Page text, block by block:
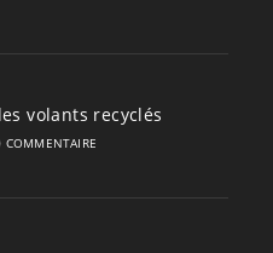
volants recyclés
COMMENTAIRE